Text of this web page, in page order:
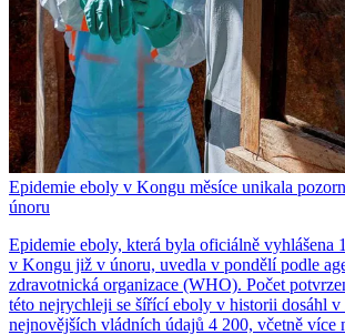
Epidemie eboly v Kongu měsíce unikala
únoru
Epidemie eboly, která byla oficiálně vyhlášena
v Kongu již v únoru, uvedla v pondělí podle
zdravotnická organizace (WHO). Počet
této nejrychleji se šířící eboly v historii dosáhl
nejnovějších vládních údajů 4 200, včetně více